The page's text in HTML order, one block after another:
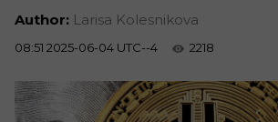
Author: Larisa Kolesnikova
08:51 2025-06-04 UTC--4 2218